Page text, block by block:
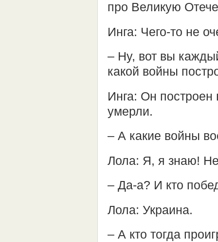
про Великую
Инга: Чего-то не
– Ну, вот вы
какой войны
Инга: Он
умерли.
– А какие войны
Лола: Я, я знаю!
– Да-а? И кто
Лола: Украина.
– А кто тогда